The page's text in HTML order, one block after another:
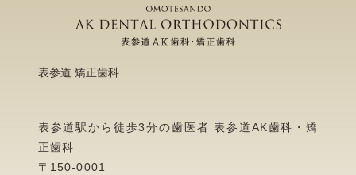
表参道 矯正歯科
表参道駅から徒歩3分の歯医者 表参道AK歯科・矯
正歯科
〒150-0001